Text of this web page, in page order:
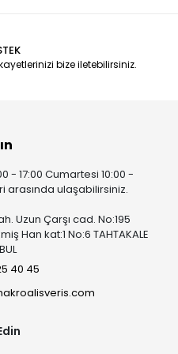
bize iletebilirsiniz.
- 17:00 Cumartesi 10:00 -
arasında ulaşabilirsiniz.
Uzun Çarşı cad. No:195
Han kat:1 No:6 TAHTAKALE
40 45